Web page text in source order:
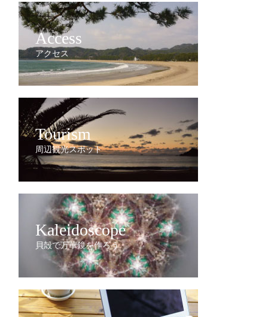
Access
アクセス
Tourism
周辺観光スポット
Kaleidoscope
貝殻で万華鏡を作ろう